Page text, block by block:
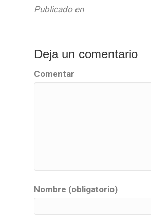
Publicado en
Deja un comentario
Comentar
Nombre (obligatorio)